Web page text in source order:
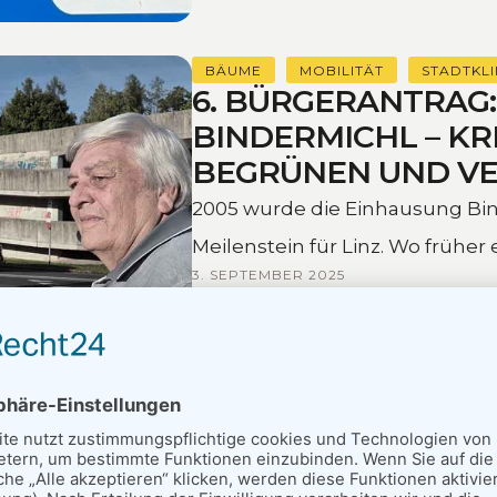
BÄUME MOBILITÄT
6.
BINDERMICHL –
BEGRÜNEN UND
2005 wurde die Einhausung
Meilenstein für Linz. Wo
den Alltag …
3. SEPTEMBER 2025
KÜMMERN
UMGANG MIT